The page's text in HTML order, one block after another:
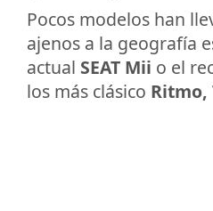
Pocos modelos han
ajenos a la geografía
actual SEAT Mii o el
los más clásico Ritmo,